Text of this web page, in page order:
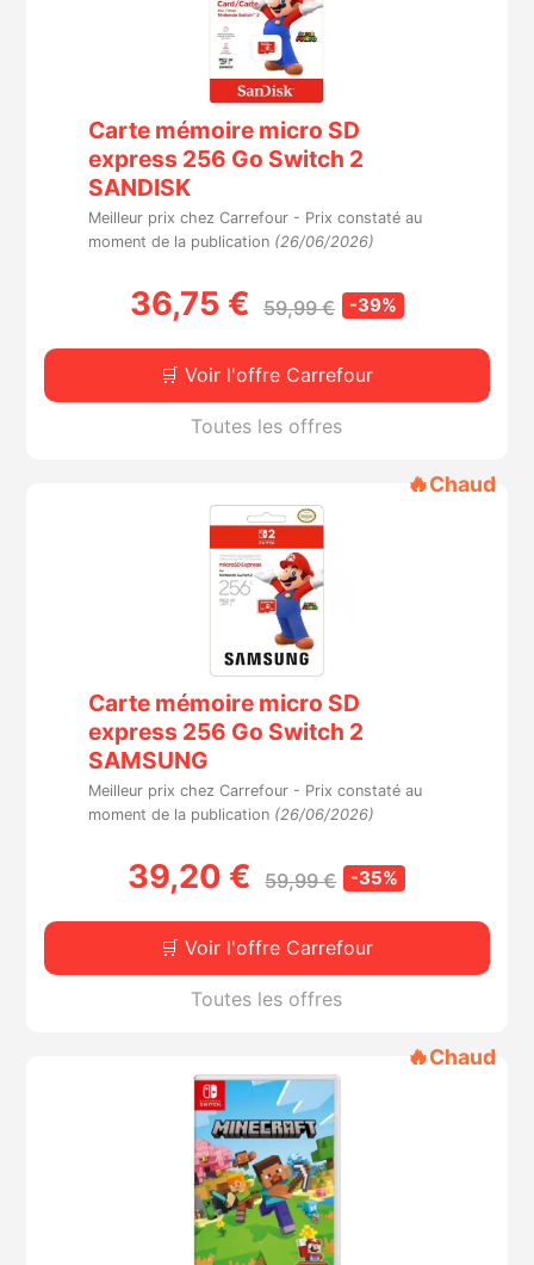
Carte mémoire micro SD
express 256 Go Switch 2
SANDISK
Meilleur prix chez Carrefour - Prix constaté au
moment de la publication (26/06/2026)
36,75 € 59,99 € -39%
🛒 Voir l'offre Carrefour
Toutes les offres
🔥Chaud
Carte mémoire micro SD
express 256 Go Switch 2
SAMSUNG
Meilleur prix chez Carrefour - Prix constaté au
moment de la publication (26/06/2026)
39,20 € 59,99 € -35%
🛒 Voir l'offre Carrefour
Toutes les offres
🔥Chaud